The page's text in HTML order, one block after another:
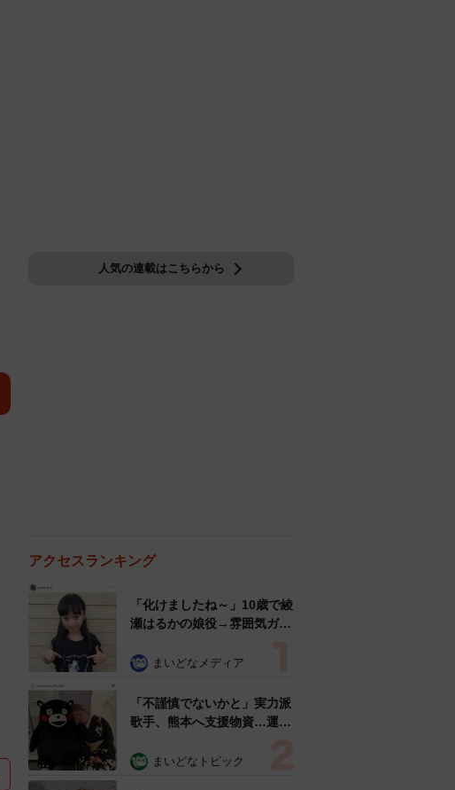
人気の連載はこちらから
アクセスランキング
「化けましたね～」10歳で綾
瀬はるかの娘役→雰囲気ガラ
雰囲気が」「宝塚に入れそ
まいどなメディア
「不謹慎でないかと」実力派
歌手、熊本へ支援物資…運搬
めらい 「痛いほど伝わる」
まいどなトピック